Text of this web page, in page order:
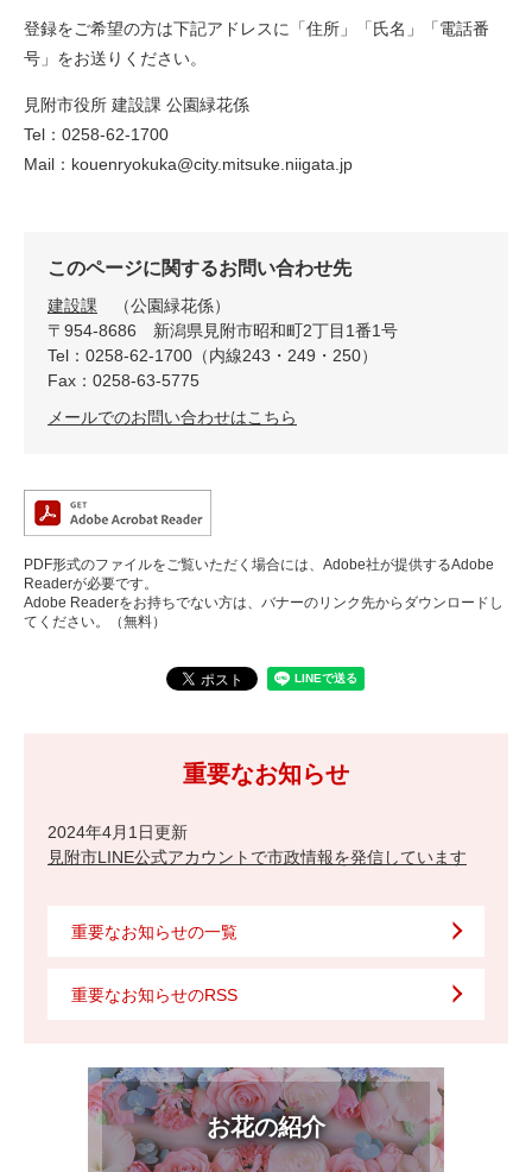
登録をご希望の方は下記アドレスに「住所」「氏名」「電話番
号」をお送りください。
見附市役所 建設課 公園緑花係
Tel：0258-62-1700
Mail：kouenryokuka@city.mitsuke.niigata.jp
このページに関するお問い合わせ先
建設課
公園緑花係
〒954-8686
新潟県見附市昭和町2丁目1番1号
Tel：0258-62-1700（内線243・249・250）
Fax：0258-63-5775
メールでのお問い合わせはこちら
PDF形式のファイルをご覧いただく場合には、Adobe社が提供するAdobe
Readerが必要です。
Adobe Readerをお持ちでない方は、バナーのリンク先からダウンロードし
てください。（無料）
重要なお知らせ
2024年4月1日更新
見附市LINE公式アカウントで市政情報を発信しています
重要なお知らせの一覧
重要なお知らせのRSS
お花の紹介